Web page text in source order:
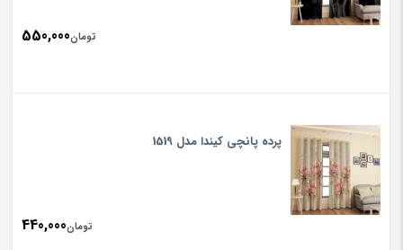
تومان550,000
پرده پانچی کیندا مدل 1519
تومان440,000